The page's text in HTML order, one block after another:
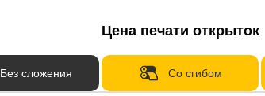
Цена печати открыток
Без сложения Со сгибом